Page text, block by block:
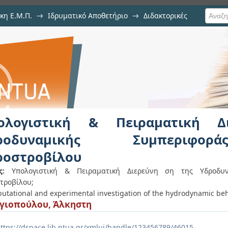
Ε.Μ.Π. → Ιδρυματικό Αποθετήριο → Διδακτορικές
Διερεύνη ση
Υδροστροβίλου
& Πειραματική
Υπολογιστική & Πειραματική Διερεύνη ση της
and experimental investigation of the hydrodynamic
Άλκηστη